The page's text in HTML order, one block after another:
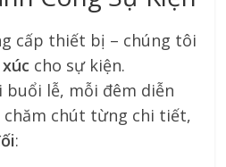
cấp thiết bị – chúng tôi
cho sự kiện.
lễ, mỗi đêm diễn
chút từng chi tiết,
: